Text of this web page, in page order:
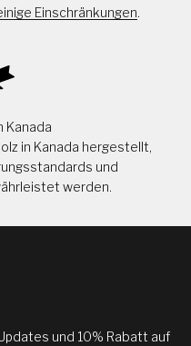
Einschränkungen.
Kanada
in Kanada hergestellt,
und
werden.
und 10% Rabatt auf